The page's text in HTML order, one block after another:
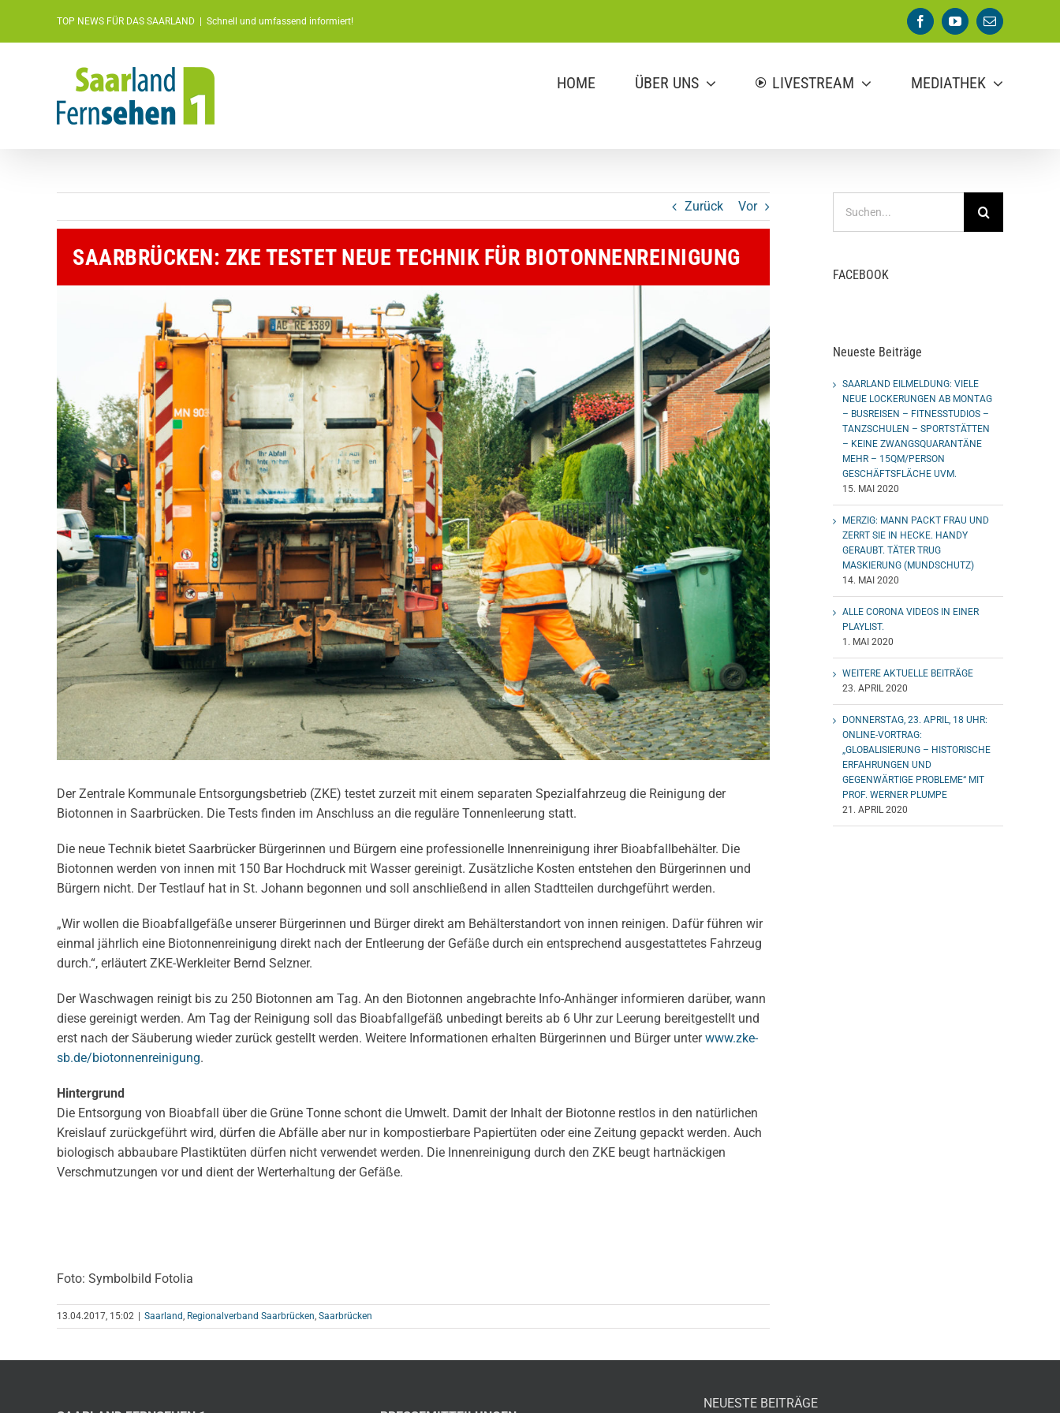
TOP NEWS FÜR DAS SAARLAND Schnell und umfassend informiert! FacebookYouTube
E-
Mail
HOME ÜBER UNS LIVESTREAM MEDIATHEK
Zurück Vor
SAARBRÜCKEN: ZKE TESTET NEUE TECHNIK FÜR BIOTONNENREINIGUNG
Der Zentrale Kommunale Entsorgungsbetrieb (ZKE) testet zurzeit mit einem separaten Spezialfahrzeug die Reinigung der
Biotonnen in Saarbrücken. Die Tests finden im Anschluss an die reguläre Tonnenleerung statt.
Die neue Technik bietet Saarbrücker Bürgerinnen und Bürgern eine professionelle Innenreinigung ihrer Bioabfallbehälter. Die
Biotonnen werden von innen mit 150 Bar Hochdruck mit Wasser gereinigt. Zusätzliche Kosten entstehen den Bürgerinnen und
Bürgern nicht. Der Testlauf hat in St. Johann begonnen und soll anschließend in allen Stadtteilen durchgeführt werden.
„Wir wollen die Bioabfallgefäße unserer Bürgerinnen und Bürger direkt am Behälterstandort von innen reinigen. Dafür führen wir
einmal jährlich eine Biotonnenreinigung direkt nach der Entleerung der Gefäße durch ein entsprechend ausgestattetes Fahrzeug
durch.“, erläutert ZKE-Werkleiter Bernd Selzner.
Der Waschwagen reinigt bis zu 250 Biotonnen am Tag. An den Biotonnen angebrachte Info-Anhänger informieren darüber, wann
diese gereinigt werden. Am Tag der Reinigung soll das Bioabfallgefäß unbedingt bereits ab 6 Uhr zur Leerung bereitgestellt und
erst nach der Säuberung wieder zurück gestellt werden. Weitere Informationen erhalten Bürgerinnen und Bürger unterwww.zke-
sb.de/biotonnenreinigung.
Hintergrund
Die Entsorgung von Bioabfall über die Grüne Tonne schont die Umwelt. Damit der Inhalt der Biotonne restlos in den natürlichen
Kreislauf zurückgeführt wird, dürfen die Abfälle aber nur in kompostierbare Papiertüten oder eine Zeitung gepackt werden. Auch
biologisch abbaubare Plastiktüten dürfen nicht verwendet werden. Die Innenreinigung durch den ZKE beugt hartnäckigen
Verschmutzungen vor und dient der Werterhaltung der Gefäße.
Foto: Symbolbild Fotolia
13.04.2017, 15:02 Saarland, Regionalverband Saarbrücken, Saarbrücken
nach:
FACEBOOK
Neueste Beiträge
SAARLAND EILMELDUNG: VIELE
NEUE LOCKERUNGEN AB MONTAG
– BUSREISEN – FITNESSTUDIOS –
TANZSCHULEN – SPORTSTÄTTEN
– KEINE ZWANGSQUARANTÄNE
MEHR – 15QM/PERSON
GESCHÄFTSFLÄCHE UVM.
15. MAI 2020
MERZIG: MANN PACKT FRAU UND
ZERRT SIE IN HECKE. HANDY
GERAUBT. TÄTER TRUG
MASKIERUNG (MUNDSCHUTZ)
14. MAI 2020
ALLE CORONA VIDEOS IN EINER
PLAYLIST.
1. MAI 2020
WEITERE AKTUELLE BEITRÄGE
23. APRIL 2020
DONNERSTAG, 23. APRIL, 18 UHR:
ONLINE-VORTRAG:
„GLOBALISIERUNG – HISTORISCHE
ERFAHRUNGEN UND
GEGENWÄRTIGE PROBLEME“ MIT
PROF. WERNER PLUMPE
21. APRIL 2020
NEUESTE BEITRÄGE